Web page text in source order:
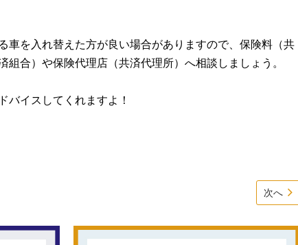
車を入れ替えた方が良い場合がありますので、保険料（共
組合）や保険代理店（共済代理所）へ相談しましょう。
バイスしてくれますよ！
次へ